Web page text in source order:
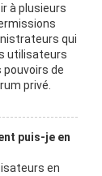
à plusieurs
qui
utilisateurs
pouvoirs de
privé.
puis-je en
en